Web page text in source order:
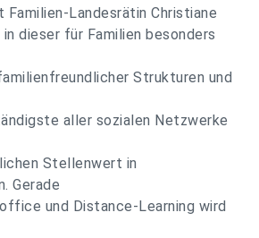
Familien-Landesrätin Christiane
dieser für Familien besonders
Strukturen und
aller sozialen Netzwerke
Stellenwert in
Gerade
und Distance-Learning wird